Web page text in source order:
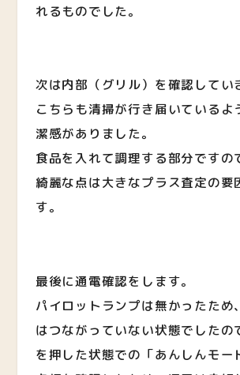
れるものでした。
次は内部（グリル）を確認してい
こちらも清掃が行き届いているよ
潔感がありました。
食品を入れて調理する部分ですの
綺麗な点は大きなプラス査定の要
す。
最後に通電確認をします。
パイロットランプは無かったため
はつながっていない状態でしたの
を押した状態での「あんしんモー